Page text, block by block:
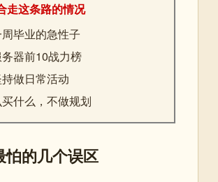
走这条路的情况
周毕业的急性子
务器前10战力榜
持做日常活动
买什么，不做规划
怕的几个误区